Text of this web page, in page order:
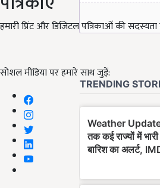
हमारी प्रिंट और डिजिटल पत्रिकाओं की
सोशल मीडिया पर हमारे साथ जुड़ें: